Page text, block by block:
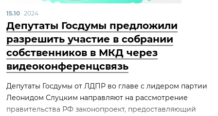
15.10 2024
Депутаты Госдумы предложили
разрешить участие в собрании
собственников в МКД через
видеоконференцсвязь
Депутаты Госдумы от ЛДПР во главе с лидером партии
Леонидом Слуцким направляют на рассмотрение
правительства РФ законопроект, предоставляющий